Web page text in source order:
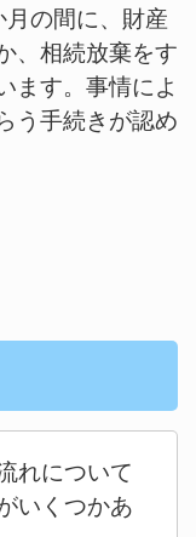
の間に、財産
、相続放棄をす
ます。事情によ
う手続きが認め
れについて
いくつかあ